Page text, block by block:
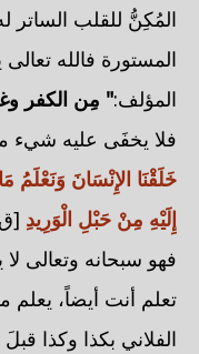
المُكِنُّ للقلب الساتر
المستورة فالله تعالى
المؤلف:" مِن الكفر
فلا يخفَى عليه شيء
خَلَقْنَا الإِنْسَانَ
إِلَيْهِ مِنْ حَبْلِ الْوَرِيدِ
فهو سبحانه وتعالى
تعلم أنت أيضاً،
الفلاني بكذا وكذا